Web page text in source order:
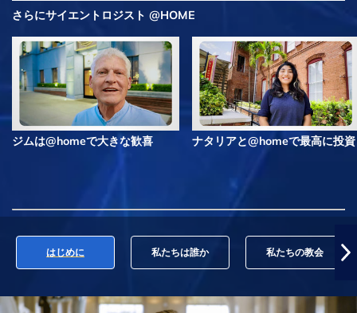
さらにサイエントロジスト @HOME
ジムは@homeで大きな歓喜 ナタリアと@homeで最高に投資
はじめに 私たちは誰か 私たちの教会